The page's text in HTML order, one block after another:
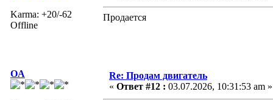
Karma: +20/-62
Offline
Продается
OA
Re: Продам двигатель
« Ответ #12 : 03.07.2026, 10:31:53 am »